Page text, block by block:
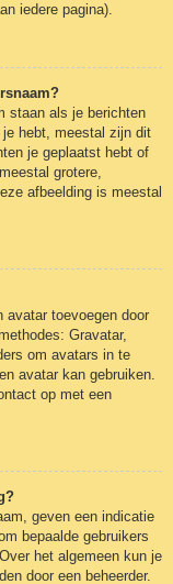
iedere pagina).
staan als je berichten
je hebt, meestal zijn dit
je geplaatst hebt of
grotere,
afbeelding is meestal
avatar toevoegen door
Gravatar,
om avatars in te
avatar kan gebruiken.
op met een
geven een indicatie
bepaalde gebruikers
het algemeen kun je
door een beheerder.